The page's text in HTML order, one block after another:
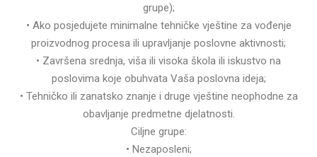
grupe);
• Ako posjedujete minimalne tehničke vještine za vođenje
proizvodnog procesa ili upravljanje poslovne aktivnosti;
• Završena srednja, viša ili visoka škola ili iskustvo na
poslovima koje obuhvata Vaša poslovna ideja;
• Tehničko ili zanatsko znanje i druge vještine neophodne za
obavljanje predmetne djelatnosti.
Ciljne grupe:
• Nezaposleni;